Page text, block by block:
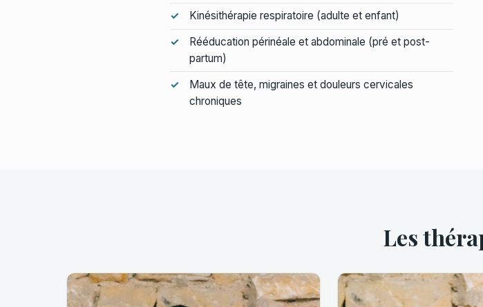
Kinésithérapie respiratoire (adulte et enfant)
Rééducation périnéale et abdominale (pré et post-
partum)
Maux de tête, migraines et douleurs cervicales
chroniques
Les